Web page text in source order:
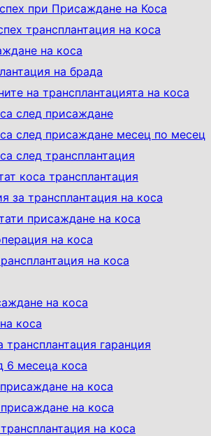
при Присаждане на Коса
трансплантация на коса
на коса
на брада
на трансплантацията на коса
след присаждане
след присаждане месец по месец
след трансплантация
коса трансплантация
за трансплантация на коса
присаждане на коса
на коса
на коса
на коса
коса
трансплантация гаранция
6 месеца коса
на коса
на коса
на коса